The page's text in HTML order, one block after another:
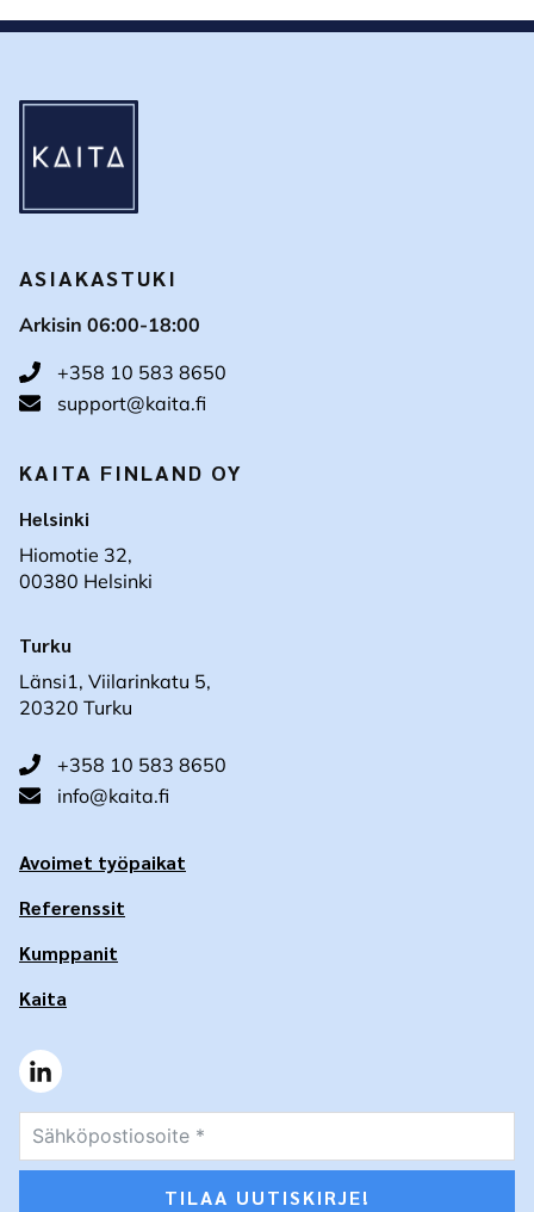
ASIAKASTUKI
Arkisin 06:00-18:00
+358 10 583 8650
support@kaita.fi
KAITA FINLAND OY
Helsinki
Hiomotie 32,
00380 Helsinki
Turku
Länsi1, Viilarinkatu 5,
20320 Turku
+358 10 583 8650
info@kaita.fi
Avoimet työpaikat
Referenssit
Kumppanit
Kaita
TILAA UUTISKIRJE!